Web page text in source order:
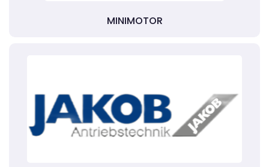
MINIMOTOR